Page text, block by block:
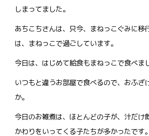
しまってました。
あちこちさんは、只今、まねっこぐみに移
は、まねっこで過ごしています。
今日は、はじめて給食もまねっこで食べま
いつもと違うお部屋で食べるので、おふざ
か。
今日のお雑煮は、ほとんどの子が、汁だけ
かわりをいってくる子たちが多かったです。